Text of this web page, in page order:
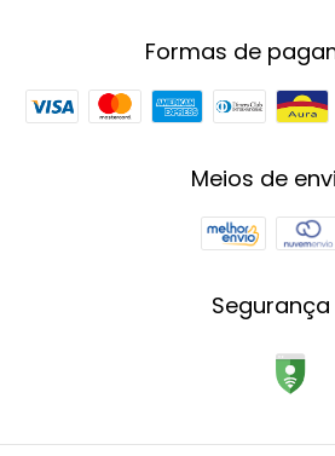
Formas de
Meios de
Segurança